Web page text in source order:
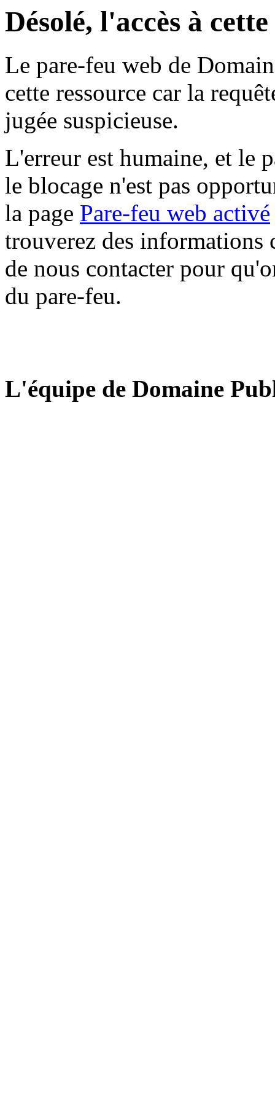
Désolé, l'accès à
Le pare-feu web de
cette ressource car la
jugée suspicieuse.
L'erreur est humaine, et le
le blocage n'est pas
la page Pare-feu web activé
trouverez des informations
de nous contacter pour
du pare-feu.
L'équipe de Domaine